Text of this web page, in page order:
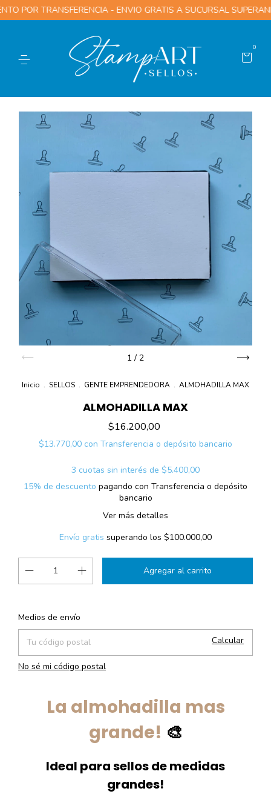
- ENVIO GRATIS A SUCURSAL SUPERANDO LOS
0
1 / 2
Inicio . SELLOS . GENTE EMPRENDEDORA . ALMOHADILLA MAX
ALMOHADILLA MAX
$16.200,00
$13.770,00 con Transferencia o depósito bancario
3 cuotas sin interés de $5.400,00
15% de descuento pagando con Transferencia o depósito
bancario
Ver más detalles
Envío gratis superando los $100.000,00
Entregas para el CP:
Medios de envío
Calcular
No sé mi código postal
La almohadilla mas
grande! 🎨
Ideal para sellos de medidas
grandes!